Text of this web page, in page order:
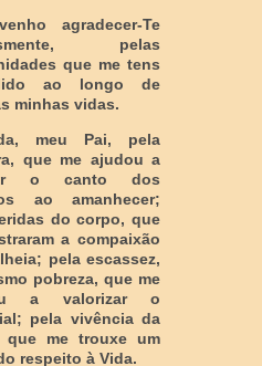
agradecer-Te
pelas
que me tens
ao longo de
minhas vidas.
meu Pai, pela
que me ajudou a
o canto dos
ao amanhecer;
do corpo, que
a compaixão
pela escassez,
pobreza, que me
a valorizar o
pela vivência da
que me trouxe um
respeito à Vida.